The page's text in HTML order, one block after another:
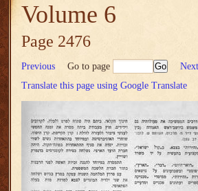
Volume 6
Page 2476
Previous Go to page
Next
Translate this page using Google Translate